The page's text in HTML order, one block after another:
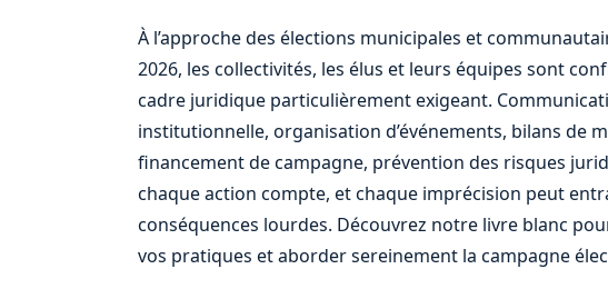
À l’approche des élections municipales et
2026, les collectivités, les élus et leurs équipes sont
cadre juridique particulièrement exigeant.
institutionnelle, organisation d’événements, bilans de
financement de campagne, prévention des risques
chaque action compte, et chaque imprécision peut
conséquences lourdes. Découvrez notre livre blanc
vos pratiques et aborder sereinement la campagne